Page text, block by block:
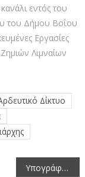
εντός του
του Δήμου Βοΐου
Εργασίες
Λιμναίων
Δίκτυο
Υπογράφηκε η σύμβαση για την οδοποιία σε επιχειρήσεις του πρωτογενή τομέα του Δήμου Σερβίων προϋπολογισμού 5.670.000 ευρώ